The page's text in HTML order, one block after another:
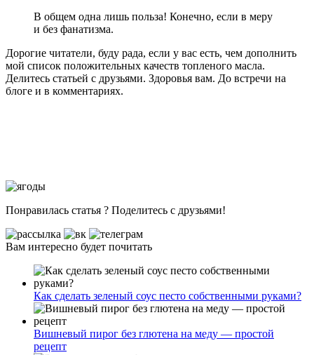
В общем одна лишь польза! Конечно, если в меру
и без фанатизма.
Дорогие читатели, буду рада, если у вас есть, чем дополнить
мой список положительных качеств топленого масла.
Делитесь статьей с друзьями. Здоровья вам. До встречи на
блоге и в комментариях.
Понравилась статья ? Поделитесь с друзьями!
Вам интересно будет почитать
Как сделать зеленый соус песто собственными руками?
Вишневый пирог без глютена на меду — простой
рецепт